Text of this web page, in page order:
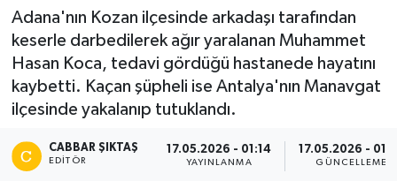
Adana'nın Kozan ilçesinde arkadaşı tarafından
keserle darbedilerek ağır yaralanan Muhammet
Hasan Koca, tedavi gördüğü hastanede hayatını
kaybetti. Kaçan şüpheli ise Antalya'nın Manavgat
ilçesinde yakalanıp tutuklandı.
CABBAR ŞIKTAŞ
EDITÖR
17.05.2026 - 01:14
YAYINLANMA
17.05.2026 -
GÜNCELLEME